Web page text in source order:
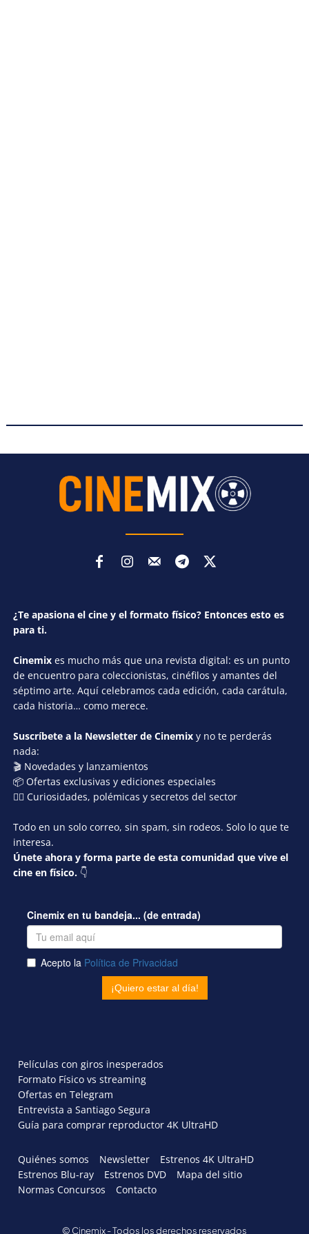
¿Te apasiona el cine y el formato físico? Entonces esto es
para ti.
Cinemix es mucho más que una revista digital: es un punto
de encuentro para coleccionistas, cinéfilos y amantes del
séptimo arte. Aquí celebramos cada edición, cada carátula,
cada historia… como merece.
Suscríbete a la Newsletter de Cinemix y no te perderás
nada:
🎬 Novedades y lanzamientos
📦 Ofertas exclusivas y ediciones especiales
🕵️‍♂️ Curiosidades, polémicas y secretos del sector
Todo en un solo correo, sin spam, sin rodeos. Solo lo que te
interesa.
Únete ahora y forma parte de esta comunidad que vive el
cine en físico. 👇
Películas con giros inesperados
Formato Físico vs streaming
Ofertas en Telegram
Entrevista a Santiago Segura
Guía para comprar reproductor 4K UltraHD
Quiénes somos Newsletter
Estrenos 4K UltraHD
Estrenos Blu-ray
Estrenos DVD
Mapa del sitio
Normas Concursos
Contacto
© Cinemix - Todos los derechos reservados